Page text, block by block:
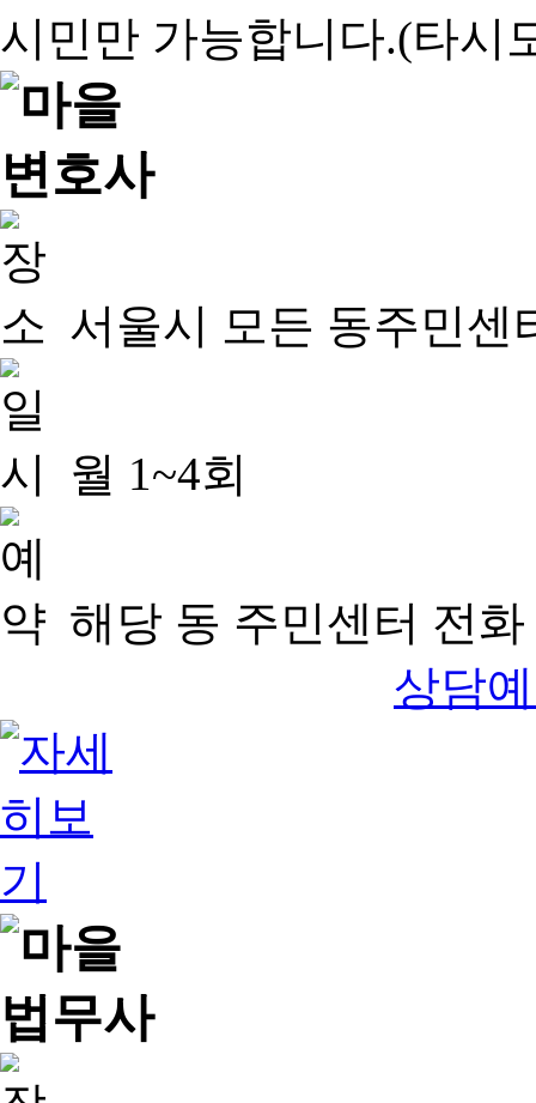
서울시 모든 동주민센
월 1~4회
해당 동 주민센터 전
상담